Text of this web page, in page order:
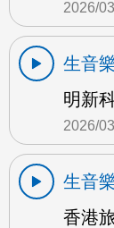
2026/
生音
明新
2026/
生音
香港